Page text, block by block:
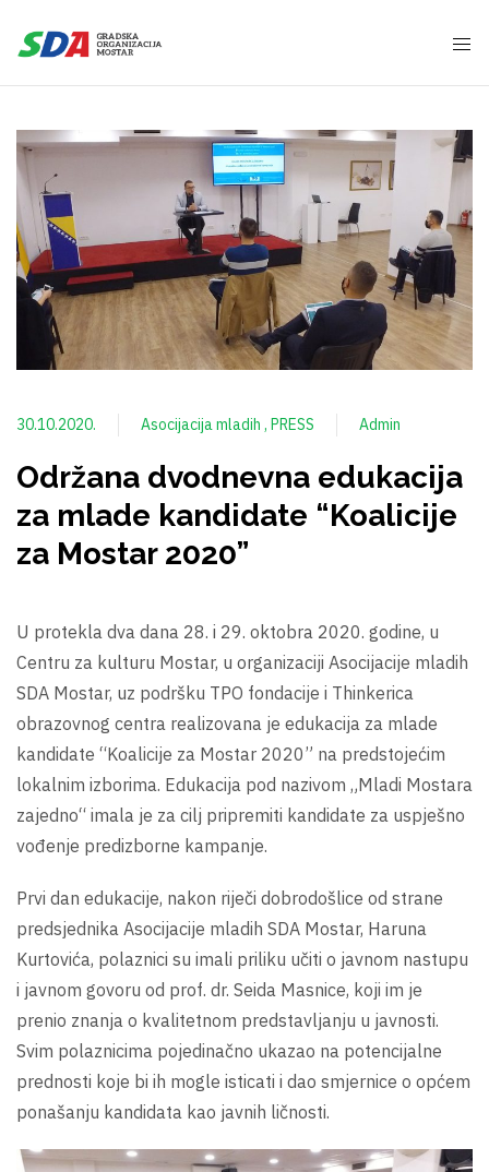
30.10.2020. Asocijacija mladih PRESS Admin
Održana dvodnevna edukacija
za mlade kandidate “Koalicije
za Mostar 2020”
U protekla dva dana 28. i 29. oktobra 2020. godine, u
Centru za kulturu Mostar, u organizaciji Asocijacije mladih
SDA Mostar, uz podršku TPO fondacije i Thinkerica
obrazovnog centra realizovana je edukacija za mlade
kandidate “Koalicije za Mostar 2020” na predstojećim
lokalnim izborima. Edukacija pod nazivom „Mladi Mostara
zajedno“ imala je za cilj pripremiti kandidate za uspješno
vođenje predizborne kampanje.
Prvi dan edukacije, nakon riječi dobrodošlice od strane
predsjednika Asocijacije mladih SDA Mostar, Haruna
Kurtovića, polaznici su imali priliku učiti o javnom nastupu
i javnom govoru od prof. dr. Seida Masnice, koji im je
prenio znanja o kvalitetnom predstavljanju u javnosti.
Svim polaznicima pojedinačno ukazao na potencijalne
prednosti koje bi ih mogle isticati i dao smjernice o općem
ponašanju kandidata kao javnih ličnosti.